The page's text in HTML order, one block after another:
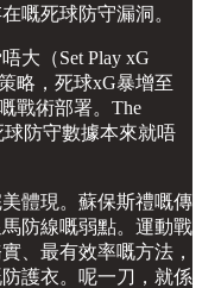
嘅死球防守漏洞。
大（Set Play xG
略，死球xG暴增至
戰術部署。The
防守數據本來就唔
體現。蘇保斯禮嘅傳
防線嘅弱點。運動戰
、最有效率嘅方法，
護衣。呢一刀，就係